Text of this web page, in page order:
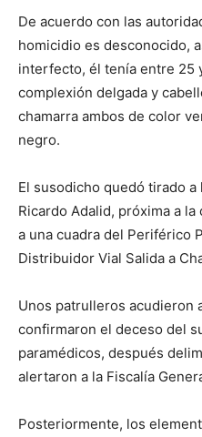
De acuerdo con las
homicidio es desconocido,
interfecto, él tenía entre 25
complexión delgada y
chamarra ambos de color
negro.
El susodicho quedó tirado
Ricardo Adalid, próxima a
a una cuadra del Periférico
Distribuidor Vial Salida a
Unos patrulleros acudieron
confirmaron el deceso del
paramédicos, después
alertaron a la Fiscalía
Posteriormente, los